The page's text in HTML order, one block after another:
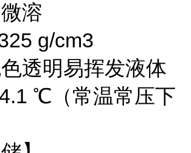
溶
g/cm3
透明易挥发液体
℃（常温常压下